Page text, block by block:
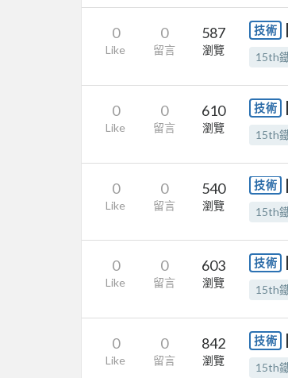
0
Like
0
留言
587
瀏覽
技術
15th
0
Like
0
留言
610
瀏覽
技術
15th
0
Like
0
留言
540
瀏覽
技術
15th
0
Like
0
留言
603
瀏覽
技術
15th
0
Like
0
留言
842
瀏覽
技術
15th